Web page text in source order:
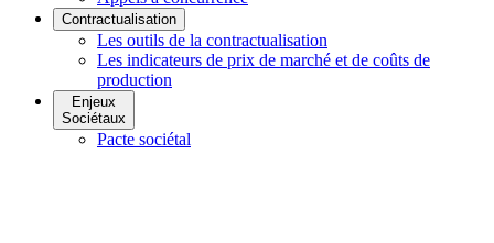
Contractualisation
Les outils de la contractualisation
Les indicateurs de prix de marché et de coûts de
production
Enjeux
Sociétaux
Pacte sociétal